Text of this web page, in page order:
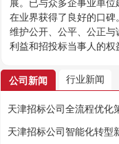
展。已与众多企事业单
在业界获得了良好的口
维护公开、公平、公正
利益和招投标当事人的
公司新闻 行业新闻
天津招标公司全流程优化
天津招标公司智能化转型